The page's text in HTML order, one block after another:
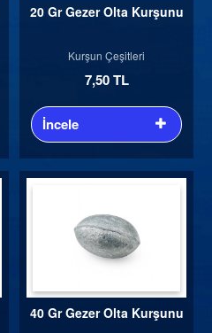
20 Gr Gezer Olta Kurşunu
Kurşun Çeşitleri
7,50 TL
İncele
40 Gr Gezer Olta Kurşunu